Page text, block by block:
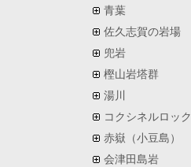
青葉
佐久志賀の岩場
兜岩
樫山岩塔群
湯川
コクシネルロック
赤嶽（小豆島）
会津田島岩